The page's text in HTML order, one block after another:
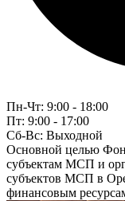
Пн-Чт: 9:00 - 18:00
Пт: 9:00 - 17:00
Сб-Вс: Выходной
Основной целью
субъектам МСП и
субъектов МСП в
финансовым